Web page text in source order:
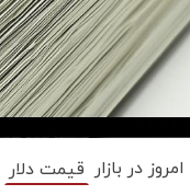
در بازار قیمت دلار